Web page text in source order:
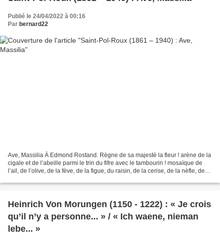
Publié le 24/04/2022 à 00:16
Par bernard22
Ave, Massilia À Edmond Rostand. Règne de sa majesté la fleur ! arène de la
cigale et de l’abeille parmi le trin du fifre avec le tambourin ! mosaïque de
l’ail, de l’olive, de la fève, de la figue, du raisin, de la cerise, de la nèfle, de
Heinrich Von Morungen (1150 - 1222) : « Je crois
qu’il n’y a personne... » / « Ich waene, nieman
lebe... »